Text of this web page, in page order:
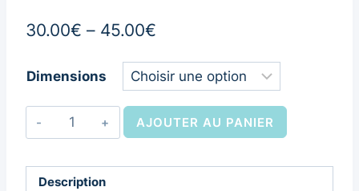
30.00€ – 45.00€
Dimensions
AJOUTER AU PANIER
Description